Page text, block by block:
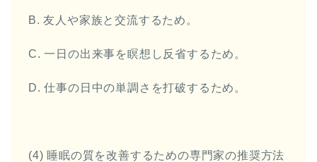
B. 友人や家族と交流するため。
C. 一日の出来事を瞑想し反省するため。
D. 仕事の日中の単調さを打破するため。
(4) 睡眠の質を改善するための専門家の推奨方法